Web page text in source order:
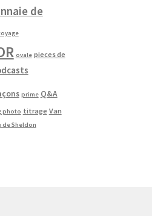
de
ovale pieces de
prime Q&A
photo titrage Van
de Sheldon